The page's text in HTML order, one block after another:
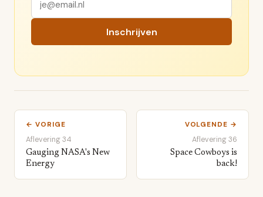
Inschrijven
← VORIGE
Aflevering 34
Gauging NASA's New
Energy
VOLGENDE →
Aflevering 36
Space Cowboys is
back!